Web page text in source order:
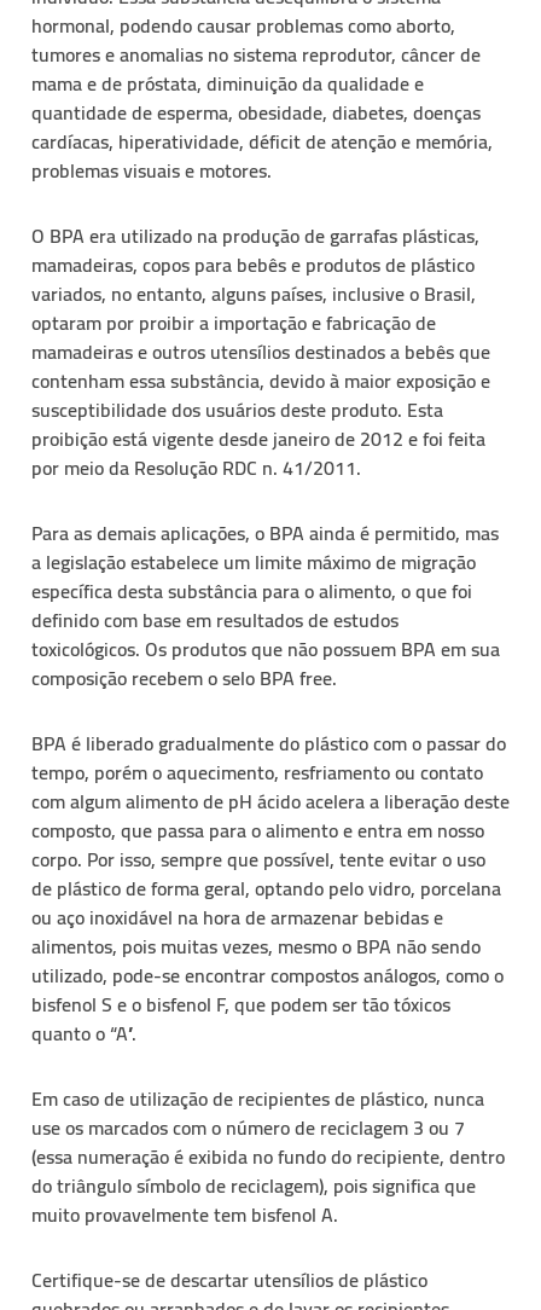
hormonal, podendo causar problemas como aborto,
tumores e anomalias no sistema reprodutor, câncer de
mama e de próstata, diminuição da qualidade e
quantidade de esperma, obesidade, diabetes, doenças
cardíacas, hiperatividade, déficit de atenção e memória,
problemas visuais e motores.
O BPA era utilizado na produção de garrafas plásticas,
mamadeiras, copos para bebês e produtos de plástico
variados, no entanto, alguns países, inclusive o Brasil,
optaram por proibir a importação e fabricação de
mamadeiras e outros utensílios destinados a bebês que
contenham essa substância, devido à maior exposição e
susceptibilidade dos usuários deste produto. Esta
proibição está vigente desde janeiro de 2012 e foi feita
por meio da Resolução RDC n. 41/2011.
Para as demais aplicações, o BPA ainda é permitido, mas
a legislação estabelece um limite máximo de migração
específica desta substância para o alimento, o que foi
definido com base em resultados de estudos
toxicológicos. Os produtos que não possuem BPA em sua
composição recebem o selo BPA free.
BPA é liberado gradualmente do plástico com o passar do
tempo, porém o aquecimento, resfriamento ou contato
com algum alimento de pH ácido acelera a liberação deste
composto, que passa para o alimento e entra em nosso
corpo. Por isso, sempre que possível, tente evitar o uso
de plástico de forma geral, optando pelo vidro, porcelana
ou aço inoxidável na hora de armazenar bebidas e
alimentos, pois muitas vezes, mesmo o BPA não sendo
utilizado, pode-se encontrar compostos análogos, como o
bisfenol S e o bisfenol F, que podem ser tão tóxicos
quanto o “A”.
Em caso de utilização de recipientes de plástico, nunca
use os marcados com o número de reciclagem 3 ou 7
(essa numeração é exibida no fundo do recipiente, dentro
do triângulo símbolo de reciclagem), pois significa que
muito provavelmente tem bisfenol A.
Certifique-se de descartar utensílios de plástico